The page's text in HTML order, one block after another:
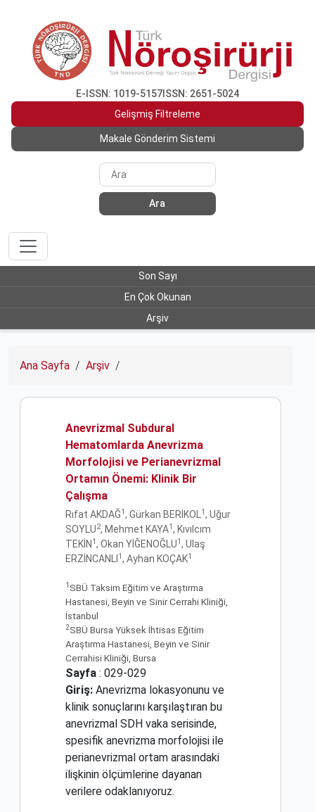
E-ISSN: 1019-5157 ISSN: 2651-5024
Gelişmiş Filtreleme
Makale Gönderim Sistemi
Ara
Son Sayı
En Çok Okunan
Arşiv
Ana Sayfa Arşiv
Anevrizmal Subdural
Hematomlarda Anevrizma
Morfolojisi ve Perianevrizmal
Ortamın Önemi: Klinik Bir
Çalışma
Rıfat AKDAĞ1 , Gürkan BERİKOL1 , Uğur
SOYLU2, Mehmet KAYA1 , Kıvılcım
TEKİN 1 , Okan YİĞENOĞLU1 , Ulaş
ERZİNCANLI 1 , Ayhan KOÇAK1
1 SBÜ Taksim Eğitim ve Araştırma
Hastanesi, Beyin ve Sinir Cerrahi Kliniği,
İstanbul
2SBÜ Bursa Yüksek İhtisas Eğitim
Araştırma Hastanesi, Beyin ve Sinir
Cerrahisi Kliniği, Bursa
Sayfa : 029-029
Giriş: Anevrizma lokasyonunu ve
klinik sonuçlarını karşılaştıran bu
anevrizmal SDH vaka serisinde,
spesifik anevrizma morfolojisi ile
perianevrizmal ortam arasındaki
ilişkinin ölçümlerine dayanan
verilere odaklanıyoruz.